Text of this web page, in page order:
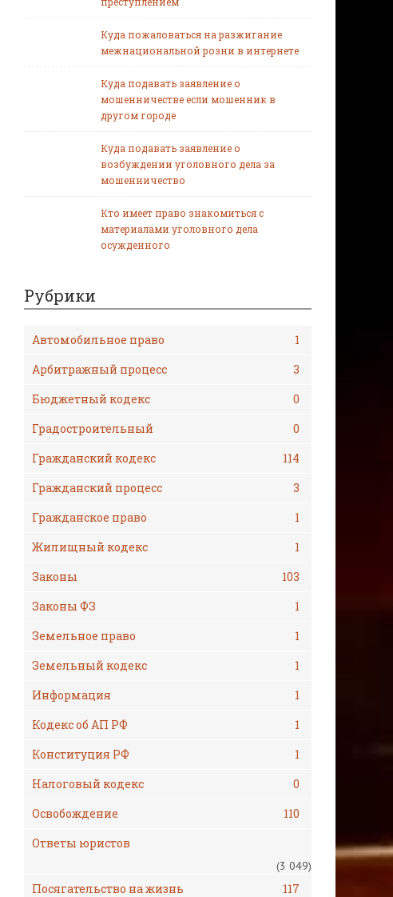
Куда пожаловаться на разжигание
межнациональной розни в интернете
Куда подавать заявление о
мошенничестве если мошенник в
другом городе
Куда подавать заявление о
возбуждении уголовного дела за
мошенничество
Кто имеет право знакомиться с
материалами уголовного дела
осужденного
Рубрики
Автомобильное право
1
Арбитражный процесс
3
Бюджетный кодекс
0
Градостроительный
0
Гражданский кодекс
114
Гражданский процесс
3
Гражданское право
1
Жилищный кодекс
1
Законы
103
Законы ФЗ
1
Земельное право
1
Земельный кодекс
1
Информация
1
Кодекс об АП РФ
1
Конституция РФ
1
Налоговый кодекс
0
Освобождение
110
Ответы юристов
(3 049)
Посягательство на жизнь
117